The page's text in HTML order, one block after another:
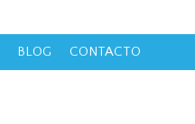
BLOG CONTACTO